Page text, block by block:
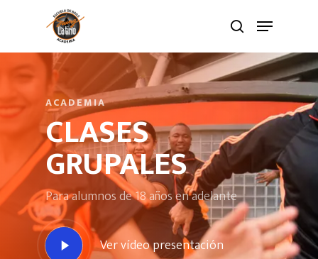
ACADEMIA
CLASES
GRUPALES
Para alumnos de 18 años en adelante
Ver vídeo presentación